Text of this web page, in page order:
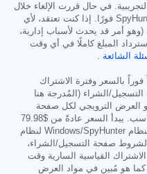
في حال قررت الإلغاء خلال
الفترة التجريبية، ستفقد الوصول إلى SpyHunter فورًا. إذا كنت تعتقد، لأي
أمر قد يحدث لأسباب إدارية،
المبلغ كاملًا في أي وقت
الشائعة
فوراً بالسعر وفترة الاشتراك
الشراء (المُدرجة هنا
العرض الترويجي لكل صفحة
يبدأ السعر عادةً من $79.98
أمريكياً كل ستة أشهر (SpyHunter Pro لنظام Windows/SpyHunter لنظام
لشروط صفحة التسجيل/الشراء،
القياسية السارية وقت
كما هو مُبين في مواد العرض